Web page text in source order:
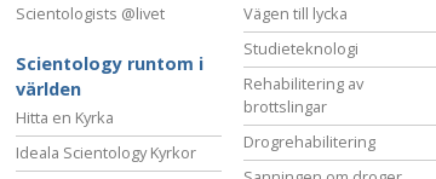
Scientologists @livet
Scientology runtom i
världen
Hitta en Kyrka
Ideala Scientology Kyrkor
Vägen till lycka
Studieteknologi
Rehabilitering av
brottslingar
Drogrehabilitering